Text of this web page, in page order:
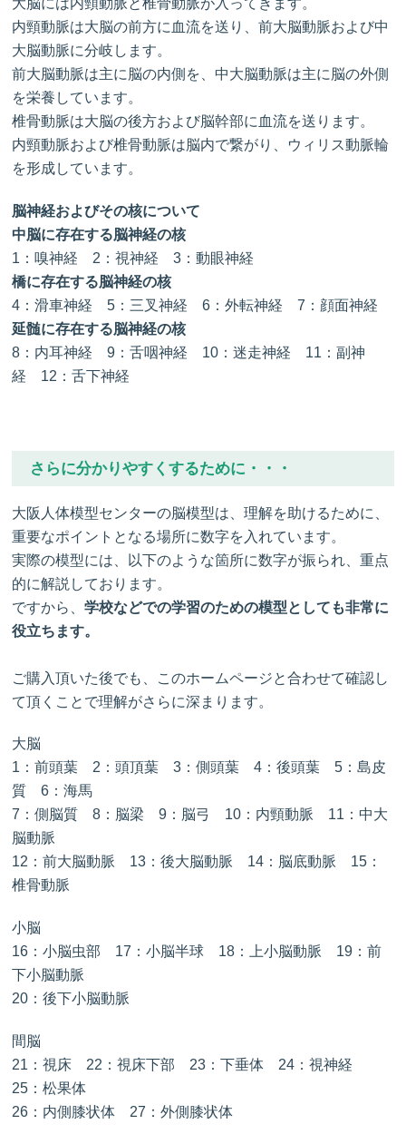
大脳には内頸動脈と椎骨動脈が入ってきます。
内頸動脈は大脳の前方に血流を送り、前大脳動脈および中
大脳動脈に分岐します。
前大脳動脈は主に脳の内側を、中大脳動脈は主に脳の外側
を栄養しています。
椎骨動脈は大脳の後方および脳幹部に血流を送ります。
内頸動脈および椎骨動脈は脳内で繋がり、ウィリス動脈輪
を形成しています。
脳神経およびその核について
中脳に存在する脳神経の核
1：嗅神経 2：視神経 3：動眼神経
橋に存在する脳神経の核
4：滑車神経 5：三叉神経 6：外転神経 7：顔面神経
延髄に存在する脳神経の核
8：内耳神経 9：舌咽神経 10：迷走神経 11：副神
経 12：舌下神経
さらに分かりやすくするために・・・
大阪人体模型センターの脳模型は、理解を助けるために、
重要なポイントとなる場所に数字を入れています。
実際の模型には、以下のような箇所に数字が振られ、重点
的に解説しております。
ですから、学校などでの学習のための模型としても非常に
役立ちます。
ご購入頂いた後でも、このホームページと合わせて確認し
て頂くことで理解がさらに深まります。
大脳
1：前頭葉 2：頭頂葉 3：側頭葉 4：後頭葉 5：島皮
質 6：海馬
7：側脳質 8：脳梁 9：脳弓 10：内頸動脈 11：中大
脳動脈
12：前大脳動脈 13：後大脳動脈 14：脳底動脈 15：
椎骨動脈
小脳
16：小脳虫部 17：小脳半球 18：上小脳動脈 19：前
下小脳動脈
20：後下小脳動脈
間脳
21：視床 22：視床下部 23：下垂体 24：視神経
25：松果体
26：内側膝状体 27：外側膝状体